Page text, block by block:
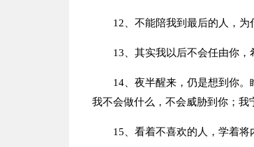
12、不能陪我到最后的人，为
13、其实我以后不会任由你，
14、夜半醒来，仍是想到你
我不会做什么，不会威胁到你；我
15、看着不喜欢的人，学着将